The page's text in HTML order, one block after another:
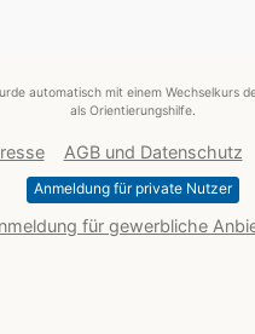
automatisch mit einem Wechselkurs
als Orientierungshilfe.
AGB und Datenschutz
Anmeldung für private Nutzer
für gewerbliche